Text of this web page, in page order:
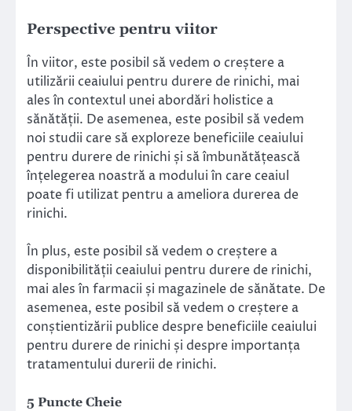
Perspective pentru viitor
În viitor, este posibil să vedem o creștere a
utilizării ceaiului pentru durere de rinichi, mai
ales în contextul unei abordări holistice a
sănătății. De asemenea, este posibil să vedem
noi studii care să exploreze beneficiile ceaiului
pentru durere de rinichi și să îmbunătățească
înțelegerea noastră a modului în care ceaiul
poate fi utilizat pentru a ameliora durerea de
rinichi.
În plus, este posibil să vedem o creștere a
disponibilității ceaiului pentru durere de rinichi,
mai ales în farmacii și magazinele de sănătate. De
asemenea, este posibil să vedem o creștere a
conștientizării publice despre beneficiile ceaiului
pentru durere de rinichi și despre importanța
tratamentului durerii de rinichi.
5 Puncte Cheie